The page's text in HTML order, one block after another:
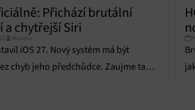
Přichází brutální
a chytřejší Siri
Monika
iOS 27. Nový systém má být
chyb jeho předchůdce. Zaujme také